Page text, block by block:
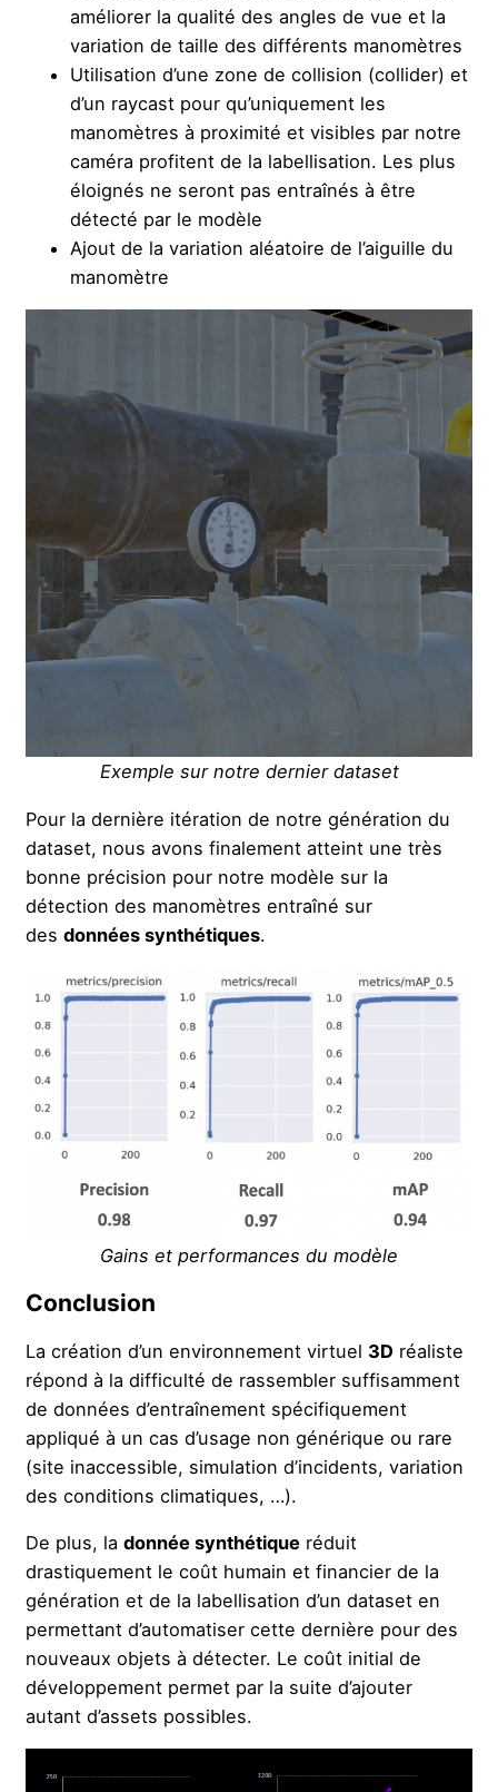
améliorer la qualité des angles de vue et la
variation de taille des différents manomètres
Utilisation d’une zone de collision (collider) et
d’un raycast pour qu’uniquement les
manomètres à proximité et visibles par notre
caméra profitent de la labellisation. Les plus
éloignés ne seront pas entraînés à être
détecté par le modèle
Ajout de la variation aléatoire de l’aiguille du
manomètre
Exemple sur notre dernier dataset
Pour la dernière itération de notre génération du
dataset, nous avons finalement atteint une très
bonne précision pour notre modèle sur la
détection des manomètres entraîné sur
des données synthétiques.
Gains et performances du modèle
Conclusion
La création d’un environnement virtuel 3D réaliste
répond à la difficulté de rassembler suffisamment
de données d’entraînement spécifiquement
appliqué à un cas d’usage non générique ou rare
(site inaccessible, simulation d’incidents, variation
des conditions climatiques, …).
De plus, la donnée synthétique réduit
drastiquement le coût humain et financier de la
génération et de la labellisation d’un dataset en
permettant d’automatiser cette dernière pour des
nouveaux objets à détecter. Le coût initial de
développement permet par la suite d’ajouter
autant d’assets possibles.